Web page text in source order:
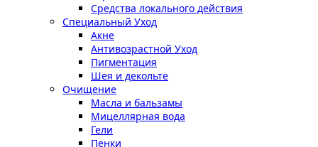
Средства локального действия
Специальный Уход
Акне
Антивозрастной Уход
Пигментация
Шея и декольте
Очищение
Масла и бальзамы
Мицеллярная вода
Гели
Пенки